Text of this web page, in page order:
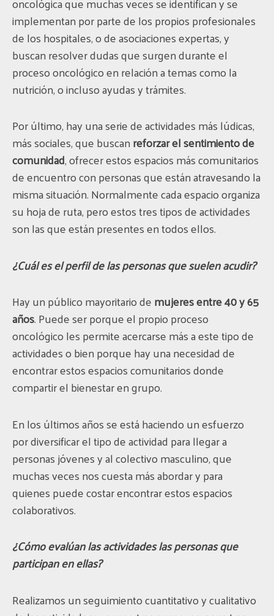
implementan por parte de los propios profesionales
de los hospitales, o de asociaciones expertas, y
buscan resolver dudas que surgen durante el
proceso oncológico en relación a temas como la
nutrición, o incluso ayudas y trámites.
Por último, hay una serie de actividades más lúdicas,
más sociales, que buscanreforzar el sentimiento de
comunidad, ofrecer estos espacios más comunitarios
de encuentro con personas que están atravesando la
misma situación. Normalmente cada espacio organiza
su hoja de ruta, pero estos tres tipos de actividades
son las que están presentes en todos ellos.
¿Cuál es el perfil de las personas que suelen acudir?
Hay un público mayoritario demujeres entre 40 y 65
años. Puede ser porque el propio proceso
oncológico les permite acercarse más a este tipo de
actividades o bien porque hay una necesidad de
encontrar estos espacios comunitarios donde
compartir el bienestar en grupo.
En los últimos años se está haciendo un esfuerzo
por diversificar el tipo de actividad para llegar a
personas jóvenes y al colectivo masculino, que
muchas veces nos cuesta más abordar y para
quienes puede costar encontrar estos espacios
colaborativos.
¿Cómo evalúan las actividades las personas que
participan en ellas?
Realizamos un seguimiento cuantitativo y cualitativo